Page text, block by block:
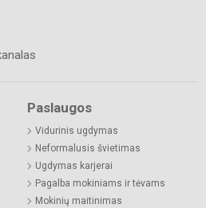
Paslaugos
Vidurinis ugdymas
Neformalusis švietimas
Ugdymas karjerai
Pagalba mokiniams ir tėvams
Mokinių maitinimas